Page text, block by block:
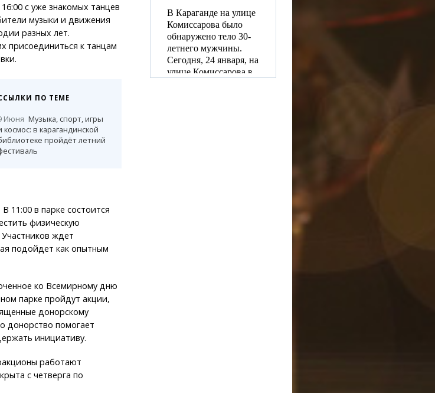
с уже знакомых танцев
музыки и движения
разных лет.
присоединиться к танцам
ПО ТЕМЕ
Июня Музыка, спорт, игры
космос: в карагандинской
пройдёт летний
11:00 в парке состоится
физическую
ждет
подойдет как опытным
ко Всемирному дню
парке пройдут акции,
донорскому
донорство помогает
инициативу.
работают
с четверга по